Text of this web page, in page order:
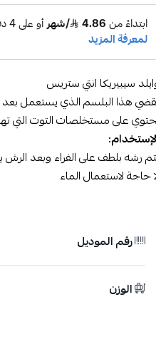
سيبيريكا انتي ستريس
هذا البلسم الذي يستعمل بعد
على مستخلصات التوت التي
رشه بلطف على الفراء وبعد الرش
حاجة لاستعمال الماء
رقم الموديل
الوزن